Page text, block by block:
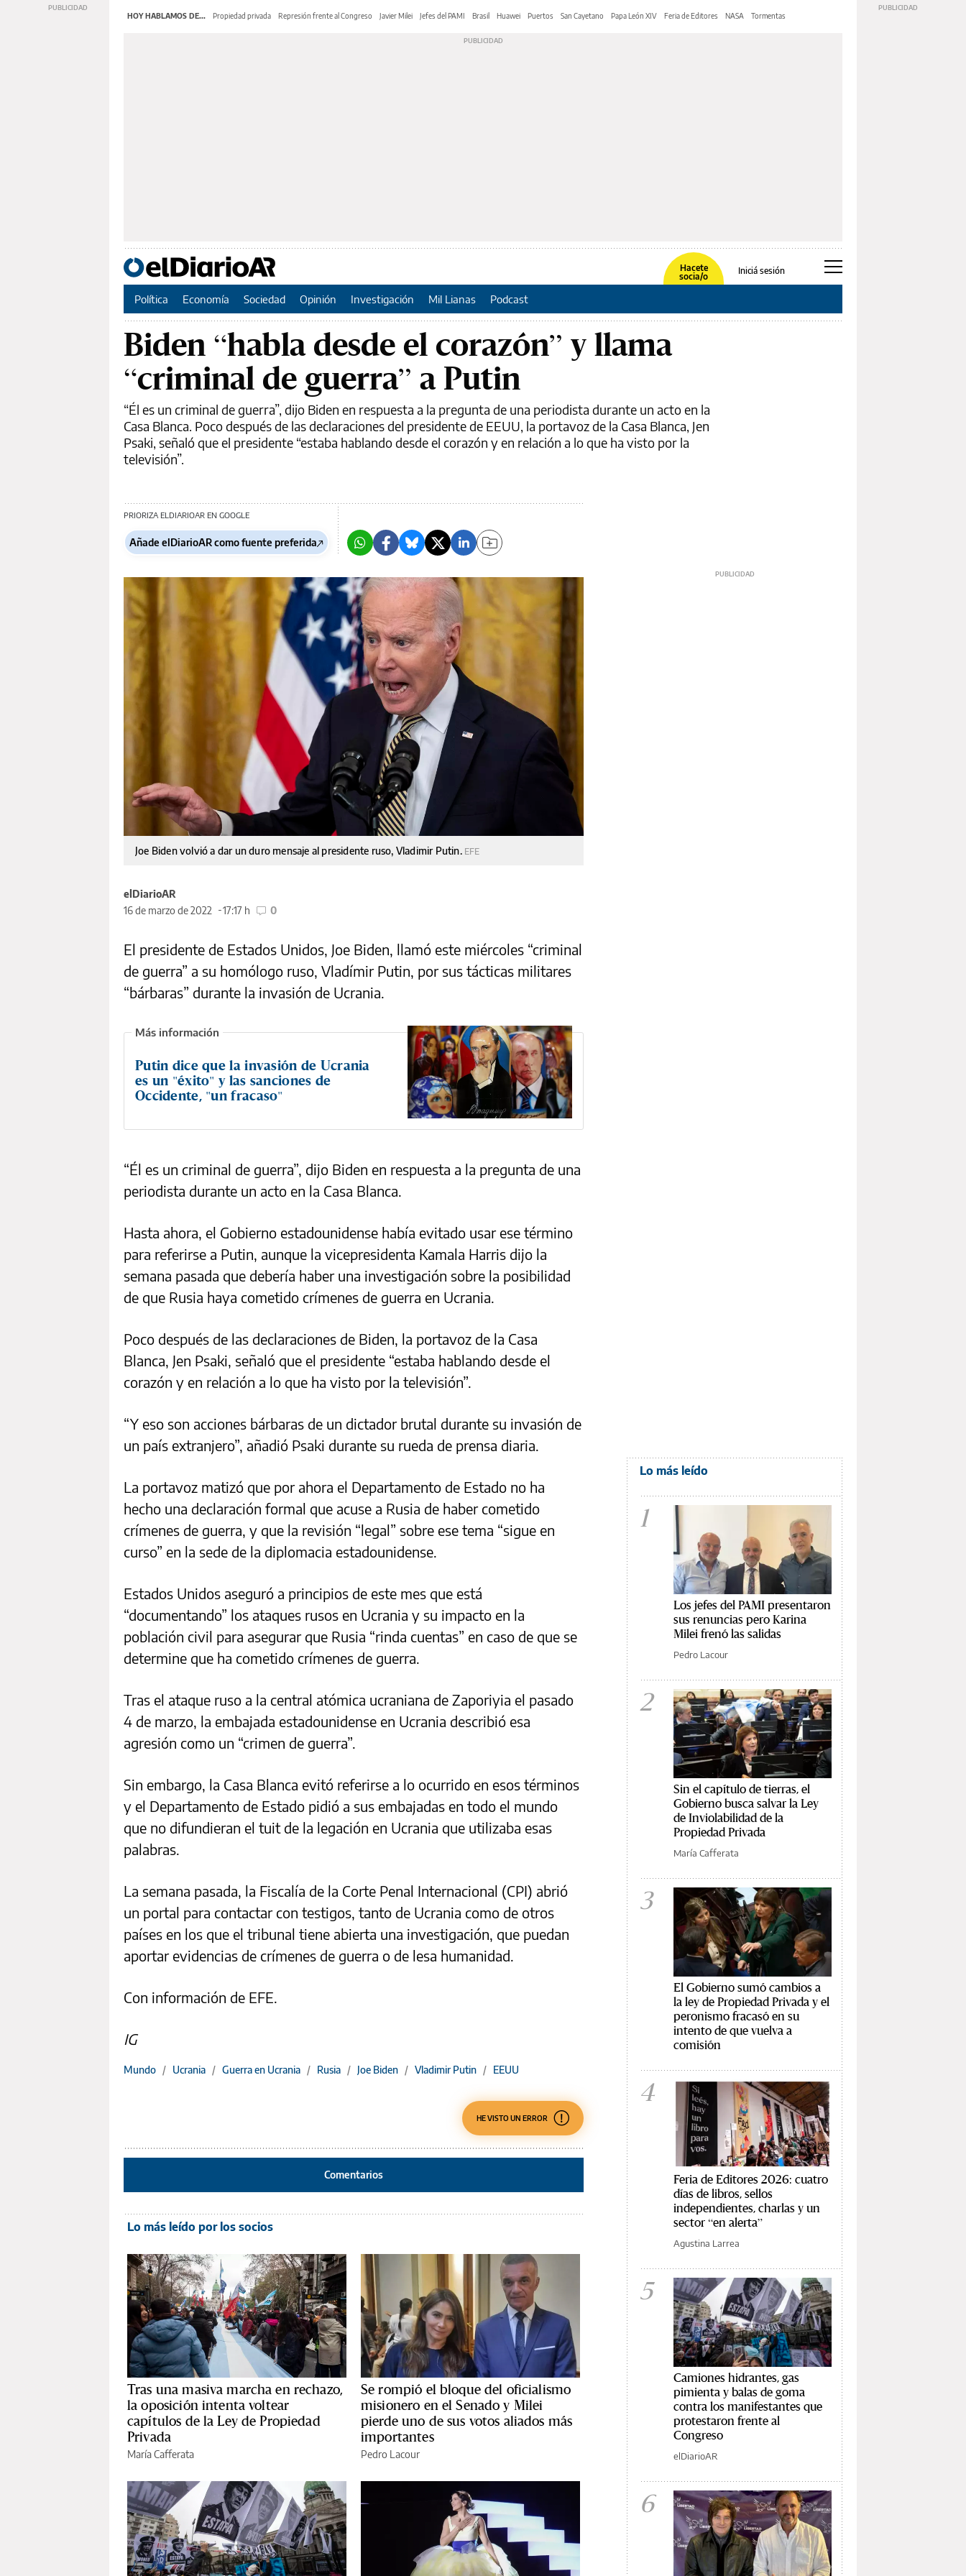
HOY HABLAMOS DE... Propiedad privada Represión frente al Congreso Javier Milei Jefes del PAMI Brasil Huawei Puertos San Cayetano Papa León XIV Feria de Editores NASA Tormentas
Hacete
socia/o
Iniciá sesión
Política Economía Sociedad Opinión Investigación Mil Lianas Podcast
Biden “habla desde el corazón” y llama
“criminal de guerra” a Putin
“Él es un criminal de guerra”, dijo Biden en respuesta a la pregunta de una periodista durante un acto en la
Casa Blanca. Poco después de las declaraciones del presidente de EEUU, la portavoz de la Casa Blanca, Jen
Psaki, señaló que el presidente “estaba hablando desde el corazón y en relación a lo que ha visto por la
televisión”.
PRIORIZA ELDIARIOAR EN GOOGLE
Añade elDiarioAR como fuente preferida
Joe Biden volvió a dar un duro mensaje al presidente ruso, Vladimir Putin. EFE
elDiarioAR
16 de marzo de 2022
17:17 h 0
El presidente de Estados Unidos, Joe Biden, llamó este miércoles “criminal
de guerra” a su homólogo ruso, Vladímir Putin, por sus tácticas militares
“bárbaras” durante la invasión de Ucrania.
Putin dice que la invasión de Ucrania
es un "éxito" y las sanciones de
Occidente, "un fracaso"
“Él es un criminal de guerra”, dijo Biden en respuesta a la pregunta de una
periodista durante un acto en la Casa Blanca.
Hasta ahora, el Gobierno estadounidense había evitado usar ese término
para referirse a Putin, aunque la vicepresidenta Kamala Harris dijo la
semana pasada que debería haber una investigación sobre la posibilidad
de que Rusia haya cometido crímenes de guerra en Ucrania.
Poco después de las declaraciones de Biden, la portavoz de la Casa
Blanca, Jen Psaki, señaló que el presidente “estaba hablando desde el
corazón y en relación a lo que ha visto por la televisión”.
“Y eso son acciones bárbaras de un dictador brutal durante su invasión de
un país extranjero”, añadió Psaki durante su rueda de prensa diaria.
La portavoz matizó que por ahora el Departamento de Estado no ha
hecho una declaración formal que acuse a Rusia de haber cometido
crímenes de guerra, y que la revisión “legal” sobre ese tema “sigue en
curso” en la sede de la diplomacia estadounidense.
Estados Unidos aseguró a principios de este mes que está
“documentando” los ataques rusos en Ucrania y su impacto en la
población civil para asegurar que Rusia “rinda cuentas” en caso de que se
determine que ha cometido crímenes de guerra.
Tras el ataque ruso a la central atómica ucraniana de Zaporiyia el pasado
4 de marzo, la embajada estadounidense en Ucrania describió esa
agresión como un “crimen de guerra”.
Sin embargo, la Casa Blanca evitó referirse a lo ocurrido en esos términos
y el Departamento de Estado pidió a sus embajadas en todo el mundo
que no difundieran el tuit de la legación en Ucrania que utilizaba esas
palabras.
La semana pasada, la Fiscalía de la Corte Penal Internacional (CPI) abrió
un portal para contactar con testigos, tanto de Ucrania como de otros
países en los que el tribunal tiene abierta una investigación, que puedan
aportar evidencias de crímenes de guerra o de lesa humanidad.
Con información de EFE.
IG
Mundo / Ucrania / Guerra en Ucrania / Rusia / Joe Biden / Vladimir Putin / EEUU
HE VISTO UN ERROR
Comentarios
Lo más leído por los socios
Tras una masiva marcha en rechazo,
la oposición intenta voltear
capítulos de la Ley de Propiedad
Privada
María Cafferata
Se rompió el bloque del oficialismo
misionero en el Senado y Milei
pierde uno de sus votos aliados más
importantes
Pedro Lacour
Lo más leído
1
Los jefes del PAMI presentaron
sus renuncias pero Karina
Milei frenó las salidas
Pedro Lacour
2
Sin el capítulo de tierras, el
Gobierno busca salvar la Ley
de Inviolabilidad de la
Propiedad Privada
María Cafferata
3
El Gobierno sumó cambios a
la ley de Propiedad Privada y el
peronismo fracasó en su
intento de que vuelva a
comisión
4
Feria de Editores 2026: cuatro
días de libros, sellos
independientes, charlas y un
sector “en alerta”
Agustina Larrea
5
Camiones hidrantes, gas
pimienta y balas de goma
contra los manifestantes que
protestaron frente al
Congreso
elDiarioAR
6